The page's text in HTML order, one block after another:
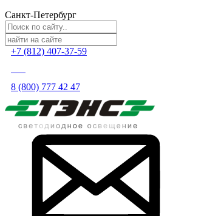
Санкт-Петербург
+7 (812) 407-37-59
8 (800) 777 42 47